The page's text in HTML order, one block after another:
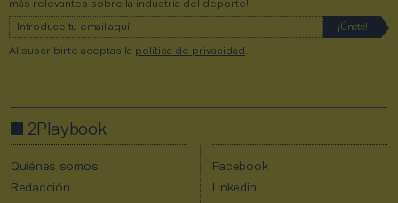
más relevantes sobre la industria del deporte!
Al suscribirte aceptas la política de privacidad
2Playbook
Quiénes somos
Redacción
Facebook
Linkedin